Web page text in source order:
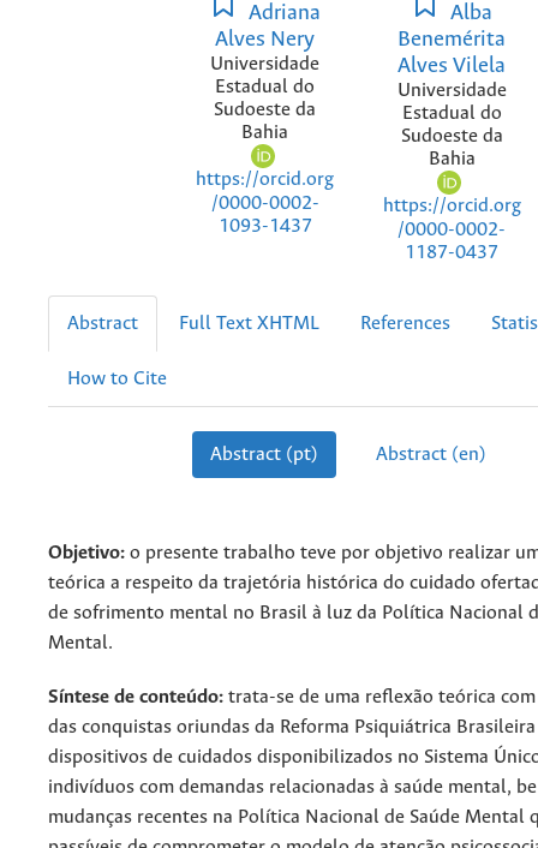
Adriana
Alves Nery
Universidade
Estadual do
Sudoeste da
Bahia
https://orcid.org
/0000-0002-
1093-1437
Alba
Benemérita
Alves Vilela
Universidade
Estadual do
Sudoeste da
Bahia
https://orcid.org
/0000-0002-
1187-0437
Abstract Full Text XHTML References
How to Cite
Abstract (pt) Abstract (en)
Objetivo: o presente trabalho teve por objetivo realizar
teórica a respeito da trajetória histórica do cuidado
de sofrimento mental no Brasil à luz da Política Nacional
Mental.
Síntese de conteúdo: trata-se de uma reflexão teórica
das conquistas oriundas da Reforma Psiquiátrica
dispositivos de cuidados disponibilizados no Sistema
indivíduos com demandas relacionadas à saúde mental,
mudanças recentes na Política Nacional de Saúde Mental